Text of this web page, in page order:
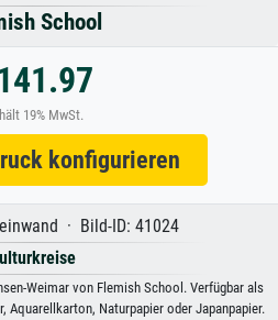
School
19% MwSt.
konfigurieren
· Bild-ID: 41024
Weimar von Flemish School. Verfügbar als
Aquarellkarton, Naturpapier oder Japanpapier.